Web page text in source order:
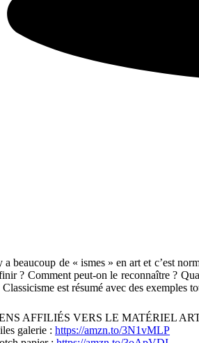
a beaucoup de « ismes » en art et c’est
? Comment peut-on le reconnaître ?
est résumé avec des exemples
AFFILIÉS VERS LE MATÉRIEL
galerie :https://amzn.to/3N1vMLP